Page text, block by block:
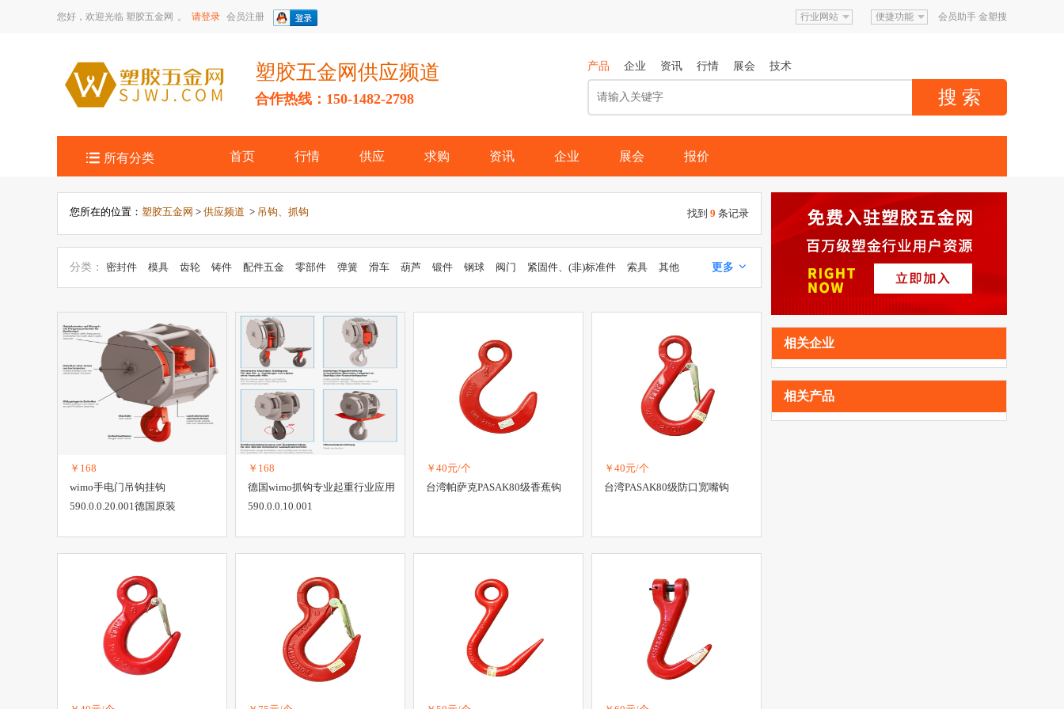
您好，欢迎光临 塑胶五金网 。 请登录 会员注册 行业网站 便捷功能 会员助手 金塑搜
塑胶五金网供应频道
合作热线：150-1482-2798
产品 企业 资讯 行情 展会 技术
 所有分类 首页 行情 供应 求购 资讯 企业 展会 报价
您所在的位置： 塑胶五金网 > 供应频道 > 吊钩、抓钩 找到 9 条记录
更多 
分类： 密封件 模具 齿轮 铸件 配件五金 零部件 弹簧 滑车 葫芦 锻件 钢球 阀门 紧固件、(非)标准件 索具
其他
传动件
轴承 链条、链轮 润滑器 焊接设备与材料 电焊机 千斤顶 其他未分类 通用配件 温控器 气动元件 喷嘴
传动
件
脚轮、万向轮 滚筒 卸扣 紧固件 液压元件 船用五金配件 管夹 直通 过滤材料 管材及管接头 井盖 吊钩、抓钩
钢
珠、滚珠
密封、润滑 专业配件 喷头 液压辅件 起重件 卡箍、抱箍
￥168
wimo手电门吊钩挂钩
590.0.0.20.001德国原装
￥168
德国wimo抓钩专业起重行业应用
590.0.0.10.001
￥40元/个
台湾帕萨克PASAK80级香蕉钩
￥40元/个
台湾PASAK80级防口宽嘴钩
相关企业
相关产品